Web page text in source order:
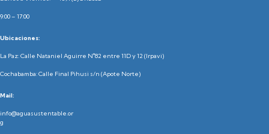
9:00 – 17:00
Ubicaciones:
La Paz: Calle Nataniel Aguirre N°82 entre 11D y 12 (Irpavi)
Cochabamba: Calle Final Pihusi s/n (Apote Norte)
Mail:
info@aguasustentable.or
g